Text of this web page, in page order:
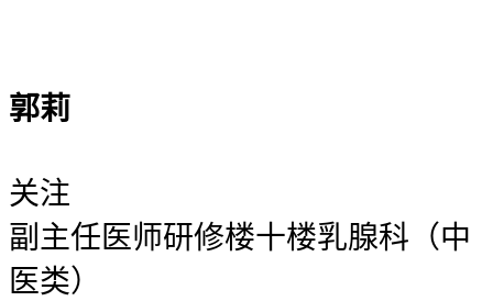
郭莉
关注
副主任医师研修楼十楼乳腺科（中
医类）